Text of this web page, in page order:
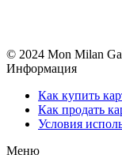
© 2024 Mon Milan
Информация
Как купить
Как продать
Условия
Меню